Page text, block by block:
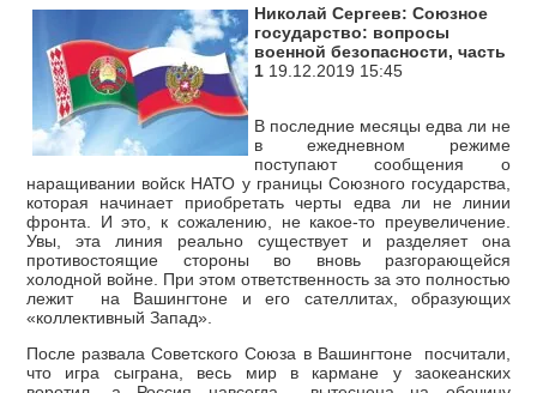
Николай Сергеев: Союзное
государство: вопросы
военной безопасности, часть
1 19.12.2019 15:45
В последние месяцы едва ли не
в ежедневном режиме
поступают сообщения о
наращивании войск НАТО у границы Союзного государства,
которая начинает приобретать черты едва ли не линии
фронта. И это, к сожалению, не какое-то преувеличение.
Увы, эта линия реально существует и разделяет она
противостоящие стороны во вновь разгорающейся
холодной войне. При этом ответственность за это полностью
лежит на Вашингтоне и его сателлитах, образующих
«коллективный Запад».
После развала Советского Союза в Вашингтоне посчитали,
что игра сыграна, весь мир в кармане у заокеанских